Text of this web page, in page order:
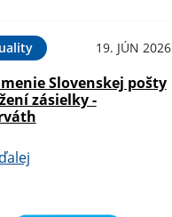
19. JÚN 2026
Slovenskej pošty
zásielky -